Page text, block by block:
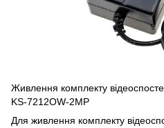
Живлення комплекту
KS-7212OW-2MP
Для живлення комплекту